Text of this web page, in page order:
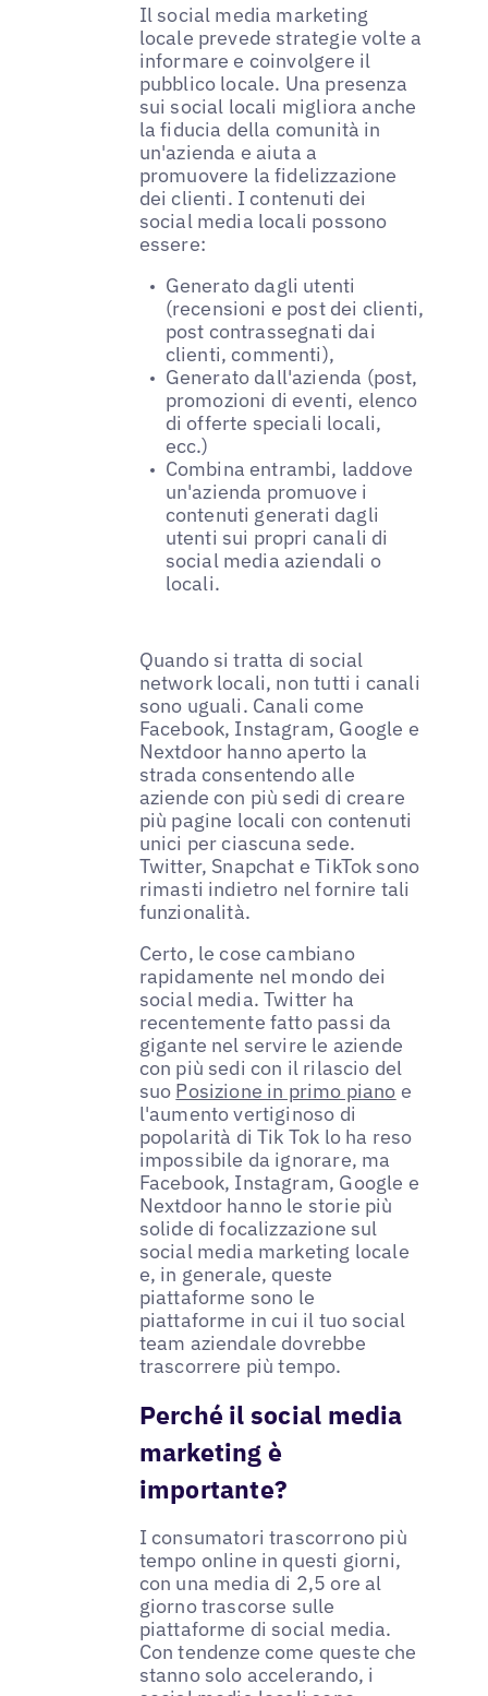
Il social media marketing
locale prevede strategie volte a
informare e coinvolgere il
pubblico locale. Una presenza
sui social locali migliora anche
la fiducia della comunità in
un'azienda e aiuta a
promuovere la fidelizzazione
dei clienti. I contenuti dei
social media locali possono
essere:
Generato dagli utenti
(recensioni e post dei clienti,
post contrassegnati dai
clienti, commenti),
Generato dall'azienda (post,
promozioni di eventi, elenco
di offerte speciali locali,
ecc.)
Combina entrambi, laddove
un'azienda promuove i
contenuti generati dagli
utenti sui propri canali di
social media aziendali o
locali.
Quando si tratta di social
network locali, non tutti i canali
sono uguali. Canali come
Facebook, Instagram, Google e
Nextdoor hanno aperto la
strada consentendo alle
aziende con più sedi di creare
più pagine locali con contenuti
unici per ciascuna sede.
Twitter, Snapchat e TikTok sono
rimasti indietro nel fornire tali
funzionalità.
Certo, le cose cambiano
rapidamente nel mondo dei
social media. Twitter ha
recentemente fatto passi da
gigante nel servire le aziende
con più sedi con il rilascio del
suo Posizione in primo piano e
l'aumento vertiginoso di
popolarità di Tik Tok lo ha reso
impossibile da ignorare, ma
Facebook, Instagram, Google e
Nextdoor hanno le storie più
solide di focalizzazione sul
social media marketing locale
e, in generale, queste
piattaforme sono le
piattaforme in cui il tuo social
team aziendale dovrebbe
trascorrere più tempo.
Perché il social media
marketing è
importante?
I consumatori trascorrono più
tempo online in questi giorni,
con una media di 2,5 ore al
giorno trascorse sulle
piattaforme di social media.
Con tendenze come queste che
stanno solo accelerando, i